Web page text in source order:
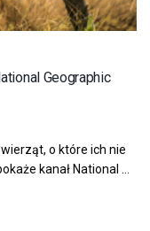
Geographic
o które ich nie
kanał National ...